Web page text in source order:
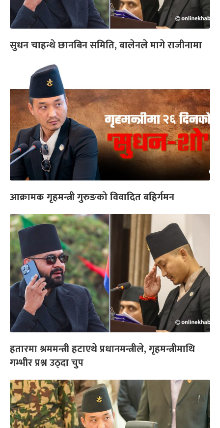
सुधन चाहन्थे छानबिन समिति, बालेनले मागे राजीनामा
आक्रामक गृहमन्त्री गुरुङको विवादित बहिर्गमन
हतारमा श्रममन्त्री हटाएथे प्रधानमन्त्रीले, गृहमन्त्रीमाथि
गम्भीर प्रश्न उठ्दा चुप